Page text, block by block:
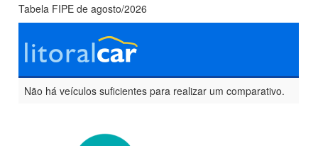
Tabela FIPE de agosto/2026
Não há veículos suficientes para realizar um comparativo.